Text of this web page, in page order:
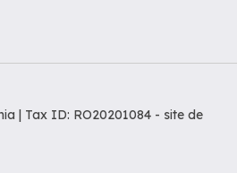
| Tax ID: RO20201084 - site de